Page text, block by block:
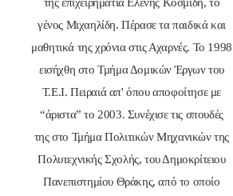
γένος Μιχαηλίδη. Πέρασε τα παιδικά και
μαθητικά της χρόνια στις Αχαρνές. Το 1998
εισήχθη στο Τμήμα Δομικών Έργων του
Τ.Ε.Ι. Πειραιά απ' όπου αποφοίτησε με
“άριστα” το 2003. Συνέχισε τις σπουδές
της στο Τμήμα Πολιτικών Μηχανικών της
Πολυτεχνικής Σχολής, του Δημοκρίτειου
Πανεπιστημίου Θράκης, από το οποίο